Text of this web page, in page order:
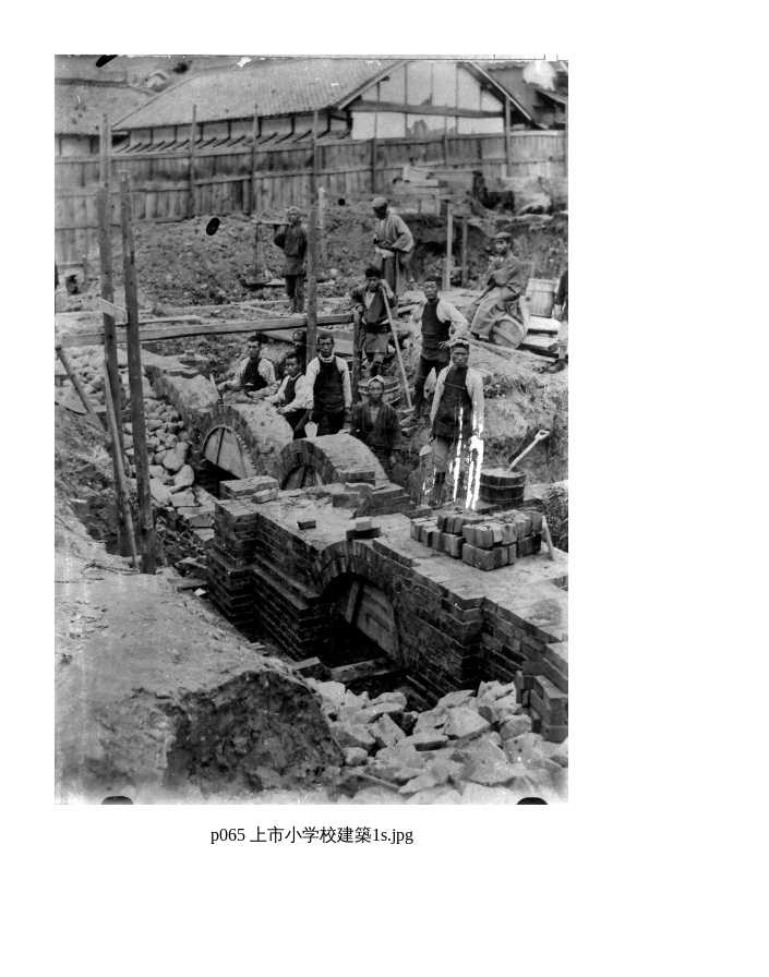
p065 上市小学校建築1s.jpg